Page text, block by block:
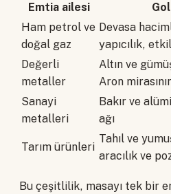
Emtia ailesi
Ham petrol ve
doğal gaz
Devasa
yapıcılık,
Değerli
metaller
Altın ve
Aron
Sanayi
metalleri
Bakır ve
ağı
Tarım ürünleri
Tahıl ve
aracılık ve
Bu çeşitlilik, masayı tek bir